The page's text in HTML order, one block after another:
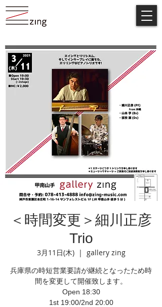
＜時間変更＞細川正彦
Trio
3月11日(木)
  |
gallery zing
兵庫県の時短営業要請が継続となったため時
間を変更して開催致します。
Open 18:30
1st 19:00/2nd 20:00